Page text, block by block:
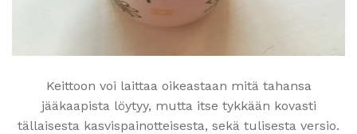
Keittoon voi laittaa oikeastaan mitä tahansa
jääkaapista löytyy, mutta itse tykkään kovasti
tällaisesta kasvispainotteisesta, sekä tulisesta versio.